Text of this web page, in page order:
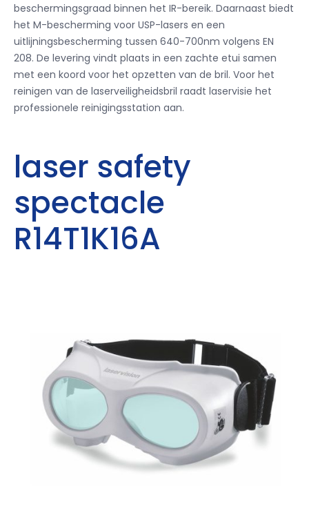
beschermingsgraad binnen het IR-bereik. Daarnaast biedt
het M-bescherming voor USP-lasers en een
uitlijningsbescherming tussen 640-700nm volgens EN
208. De levering vindt plaats in een zachte etui samen
met een koord voor het opzetten van de bril. Voor het
reinigen van de laserveiligheidsbril raadt laservisie het
professionele reinigingsstation aan.
laser safety
spectacle
R14T1K16A